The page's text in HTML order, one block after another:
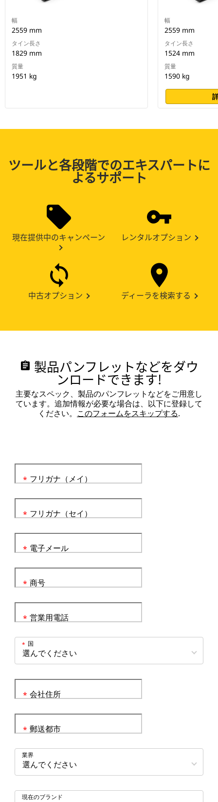
幅
2559 mm
タイン長さ
1829 mm
質量
1951 kg
幅
2559 mm
タイン長さ
1524 mm
質量
1590 kg
ツールと各段階でのエキスパートに
よるサポート
現在提供中のキャンペーン レンタルオプション
中古オプション ディーラを検索する
assignment 製品パンフレットなどをダウ
ンロードできます!
主要なスペック、製品のパンフレットなどをご用意し
ています。追加情報が必要な場合は、以下に登録して
ください。 このフォームをスキップする.
フリガナ（メイ）
*
フリガナ（セイ）
*
電子メール
*
商号
*
営業用電話
*
国
*
会社住所
*
郵送都市
*
業界
現在のブランド